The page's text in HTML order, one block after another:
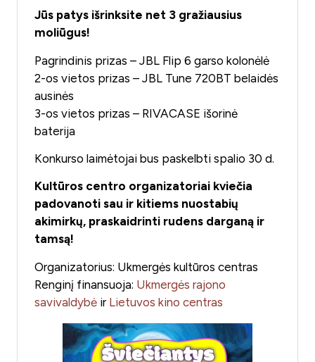
Jūs patys išrinksite net 3 gražiausius
moliūgus!
Pagrindinis prizas – JBL Flip 6 garso kolonėlė
2-os vietos prizas – JBL Tune 720BT belaidės
ausinės
3-os vietos prizas – RIVACASE išorinė
baterija
Konkurso laimėtojai bus paskelbti spalio 30 d.
Kultūros centro organizatoriai kviečia
padovanoti sau ir kitiems nuostabių
akimirkų, praskaidrinti rudens darganą ir
tamsą!
Organizatorius: Ukmergės kultūros centras
Renginį finansuoja: Ukmergės rajono
savivaldybė ir Lietuvos kino centras